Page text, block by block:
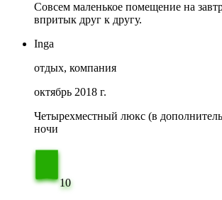
Совсем маленькое помещение на
впритык друг к другу.
Inga
отдых, компания
октябрь 2018 г.
Четырехместный люкс (в
ночи
10